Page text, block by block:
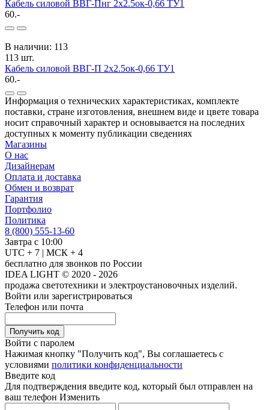
Кабель силовой ВВГ-Пнг 2x2.5ок-0,66 ТУ1
60.-
В наличии: 113
113 шт.
Кабель силовой ВВГ-П 2x2.5ок-0,66 ТУ1
60.-
Информация о технических характеристиках, комплекте
поставки, стране изготовления, внешнем виде и цвете товара
носит справочный характер и основывается на последних
доступных к моменту публикации сведениях
Магазины
О нас
Дизайнерам
Оплата и доставка
Обмен и возврат
Гарантия
Портфолио
Политика
8 (800) 555-13-60
Завтра с 10:00
UTC + 7 | МСК + 4
бесплатно для звонков по России
IDEA LIGHT © 2020 - 2026
продажа светотехники и электроустановочных изделий.
Войти или зарегистрироваться
Телефон или почта
Получить код
Войти с паролем
Нажимая кнопку "Получить код", Вы соглашаетесь с
условиями политики конфиденциальности
Введите код
Для подтверждения введите код, который был отправлен на
ваш телефон Изменить